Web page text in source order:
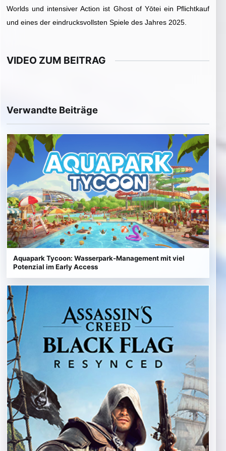
Worlds und intensiver Action ist Ghost of Yōtei ein Pflichtkauf
und eines der eindrucksvollsten Spiele des Jahres 2025.
VIDEO ZUM BEITRAG
Video im Beitrag abspielen
Verwandte Beiträge
Aquapark Tycoon: Wasserpark-Management mit viel
Potenzial im Early Access